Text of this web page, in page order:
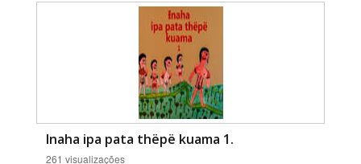
Inaha ipa pata thëpë kuama 1.
261 visualizações